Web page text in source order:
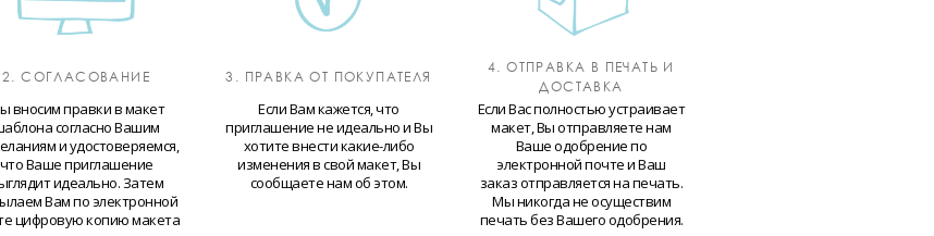
2. СОГЛАСОВАНИЕ
вносим правки в макет
согласно Вашим
и удостоверяемся,
что Ваше приглашение
идеально. Затем
Вам по электронной
цифровую копию макета
3. ПРАВКА ОТ ПОКУПАТЕЛЯ
Если Вам кажется, что
приглашение не идеально и Вы
хотите внести какие-либо
изменения в свой макет, Вы
сообщаете нам об этом.
4. ОТПРАВКА В ПЕЧАТЬ И
ДОСТАВКА
Если Вас полностью устраивает
макет, Вы отправляете нам
Ваше одобрение по
электронной почте и Ваш
заказ отправляется на печать.
Мы никогда не осуществим
печать без Вашего одобрения.